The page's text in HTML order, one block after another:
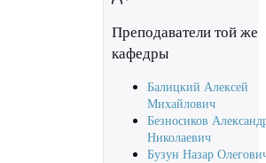
Преподаватели той же
кафедры
Балицкий Алексей
Михайлович
Безносиков
Николаевич
Бузун Назар